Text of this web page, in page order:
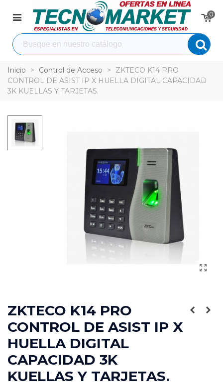
0
Inicio > Control de Acceso >
ZKTECO K14 PRO
CONTROL DE ASIST IP X HUELLA DIGITAL CAPACIDAD
3K KUELLAS Y TARJETAS.
ZKTECO K14 PRO
CONTROL DE ASIST IP X
HUELLA DIGITAL
CAPACIDAD 3K
KUELLAS Y TARJETAS.